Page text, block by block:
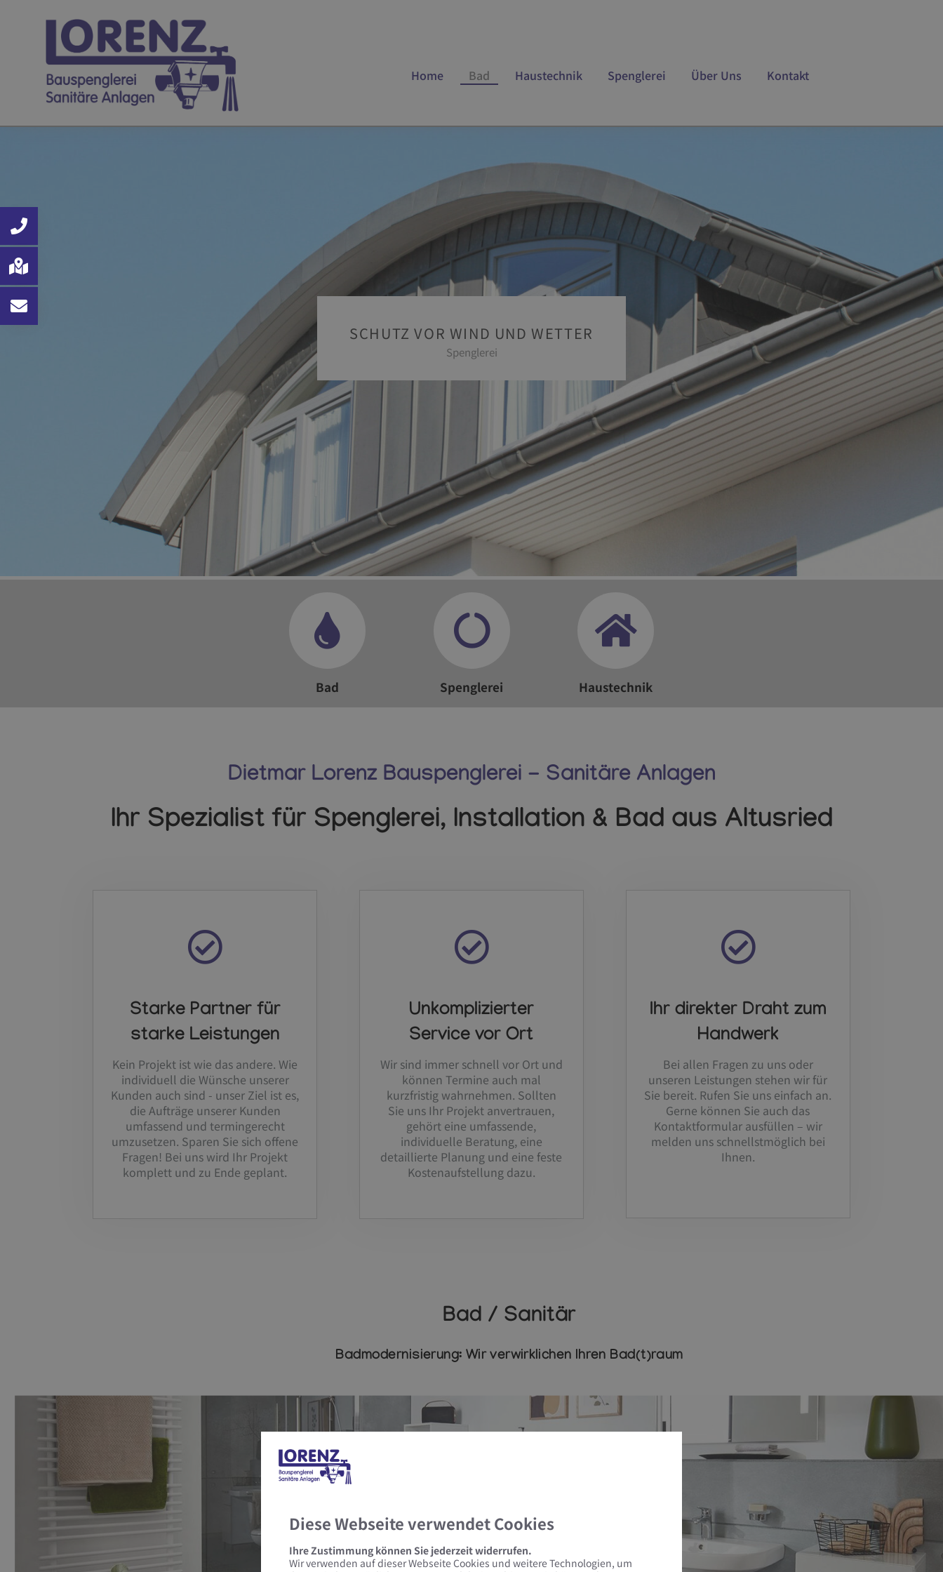
Home Bad Haustechnik Spenglerei Über Uns Kontakt
Bad Spenglerei Haustechnik
Dietmar Lorenz Bauspenglerei - Sanitäre Anlagen
Ihr Spezialist für Spenglerei, Installation & Bad aus Altusried
Starke Partner für
starke Leistungen
Kein Projekt ist wie das andere. Wie
individuell die Wünsche unserer
Kunden auch sind - unser Ziel ist es,
die Aufträge unserer Kunden
umfassend und termingerecht
umzusetzen. Sparen Sie sich offene
Fragen! Bei uns wird Ihr Projekt
komplett und zu Ende geplant.
Unkomplizierter
Service vor Ort
Wir sind immer schnell vor Ort und
können Termine auch mal
kurzfristig wahrnehmen. Sollten
Sie uns Ihr Projekt anvertrauen,
gehört eine umfassende,
individuelle Beratung, eine
detaillierte Planung und eine feste
Kostenaufstellung dazu.
Ihr direkter Draht zum
Handwerk
Bei allen Fragen zu uns oder
unseren Leistungen stehen wir für
Sie bereit. Rufen Sie uns einfach an.
Gerne können Sie auch das
Kontaktformular ausfüllen – wir
melden uns schnellstmöglich bei
Ihnen.
Bad / Sanitär
Badmodernisierung: Wir verwirklichen Ihren Bad(t)raum​
Diese Webseite verwendet Cookies
Ihre Zustimmung können Sie jederzeit widerrufen.
Wir verwenden auf dieser Webseite Cookies und weitere Technologien, um